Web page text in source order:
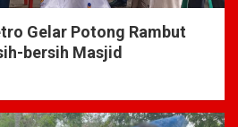
Gelar Potong Rambut
bersih Masjid